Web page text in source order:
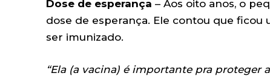
Dose de esperança – Aos oito anos, o
dose de esperança. Ele contou que
ser imunizado.
“Ela (a vacina) é importante pra proteger